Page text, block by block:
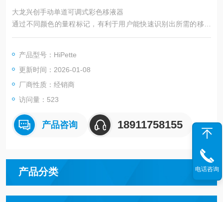
大龙兴创手动单道可调式彩色移液器​
通过不同颜色的量程标记，有利于用户能快速识别出所需的移液
器，降低了选错量程的风险，提高实验效率和准确性。
记忆，简化培训过程。
产品型号：HiPette
更新时间：2026-01-08
厂商性质：经销商
访问量：523
产品咨询 18911758155
产品分类 电话咨询